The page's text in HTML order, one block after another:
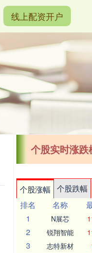
线上配资开户
个股实时涨跌
个股涨幅 个股跌幅
排名
名称
1
N展芯
2 锐翔智能
3 志特新材